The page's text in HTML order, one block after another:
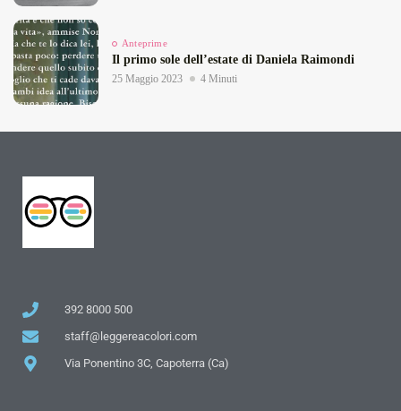
Anteprime
Il primo sole dell’estate di Daniela Raimondi
25 Maggio 2023 4 Minuti
392 8000 500
staff@leggereacolori.com
Via Ponentino 3C, Capoterra (Ca)